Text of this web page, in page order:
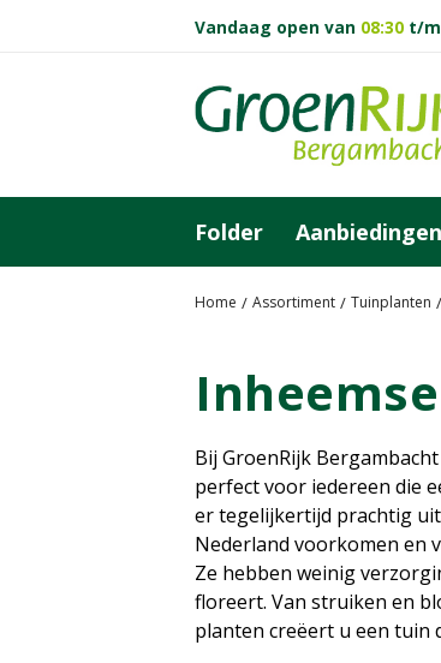
t
Home Assortiment Tuinplanten
Vandaag open van 08:30 t/m
Folder Aanbiedingen
Bij GroenRijk
perfect voor iedereen die
er tegelijkertijd prachtig
Nederland voorkomen en
Ze hebben weinig
floreert. Van struiken en
planten creëert u een tuin